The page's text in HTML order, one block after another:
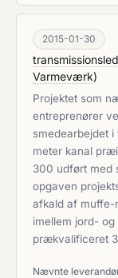
2015-01-30
Varmeværk)
Projektet som
entreprenører
smedearbejdet
meter kanal
300 udført med
opgaven
afkald af muffe-
imellem jord-
prækvalificeret
Nævnte